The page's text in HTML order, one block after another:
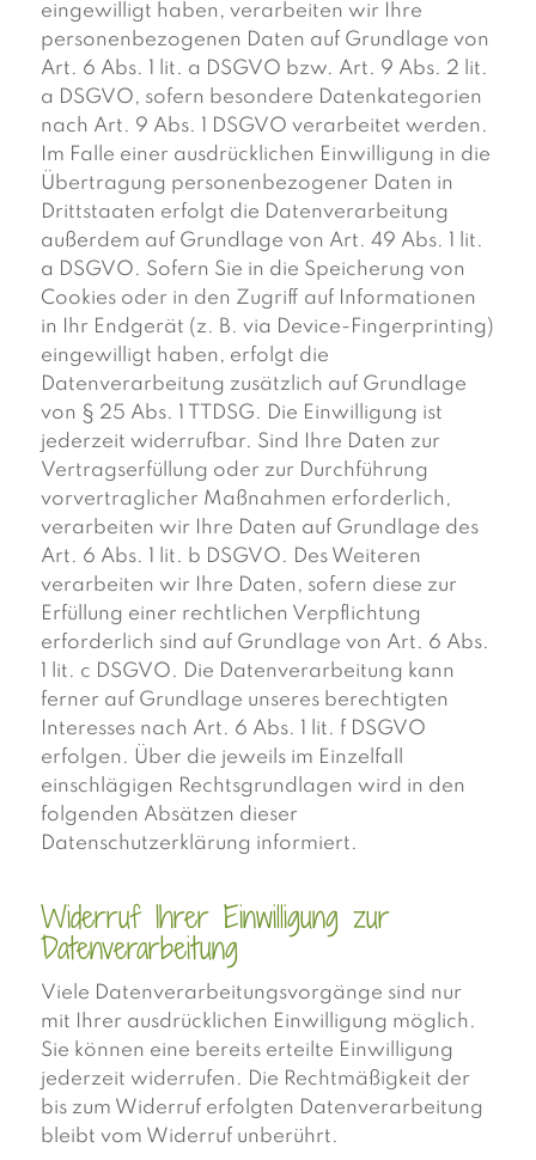
eingewilligt haben, verarbeiten wir Ihre
personenbezogenen Daten auf Grundlage von
Art. 6 Abs. 1 lit. a DSGVO bzw. Art. 9 Abs. 2 lit.
a DSGVO, sofern besondere Datenkategorien
nach Art. 9 Abs. 1 DSGVO verarbeitet werden.
Im Falle einer ausdrücklichen Einwilligung in die
Übertragung personenbezogener Daten in
Drittstaaten erfolgt die Datenverarbeitung
außerdem auf Grundlage von Art. 49 Abs. 1 lit.
a DSGVO. Sofern Sie in die Speicherung von
Cookies oder in den Zugriff auf Informationen
in Ihr Endgerät (z. B. via Device-Fingerprinting)
eingewilligt haben, erfolgt die
Datenverarbeitung zusätzlich auf Grundlage
von § 25 Abs. 1 TTDSG. Die Einwilligung ist
jederzeit widerrufbar. Sind Ihre Daten zur
Vertragserfüllung oder zur Durchführung
vorvertraglicher Maßnahmen erforderlich,
verarbeiten wir Ihre Daten auf Grundlage des
Art. 6 Abs. 1 lit. b DSGVO. Des Weiteren
verarbeiten wir Ihre Daten, sofern diese zur
Erfüllung einer rechtlichen Verpflichtung
erforderlich sind auf Grundlage von Art. 6 Abs.
1 lit. c DSGVO. Die Datenverarbeitung kann
ferner auf Grundlage unseres berechtigten
Interesses nach Art. 6 Abs. 1 lit. f DSGVO
erfolgen. Über die jeweils im Einzelfall
einschlägigen Rechtsgrundlagen wird in den
folgenden Absätzen dieser
Datenschutzerklärung informiert.
Widerruf Ihrer Einwilligung zur
Datenverarbeitung
Viele Datenverarbeitungsvorgänge sind nur
mit Ihrer ausdrücklichen Einwilligung möglich.
Sie können eine bereits erteilte Einwilligung
jederzeit widerrufen. Die Rechtmäßigkeit der
bis zum Widerruf erfolgten Datenverarbeitung
bleibt vom Widerruf unberührt.